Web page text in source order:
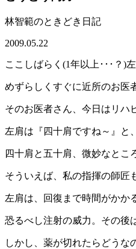
林智範のときどき日記
2009.05.22
ここしばらく(1年以上･･･？)
めずらしくすぐに近所のお医
そのお医者さん、今日はリハ
左肩は『四十肩ですね～』と
四十肩と五十肩、微妙なとこ
そういえば、私の指揮の師匠
左肩は、回復まで時間がかか
恐るべし注射の威力。その後
しかし、薬が切れたらどうな